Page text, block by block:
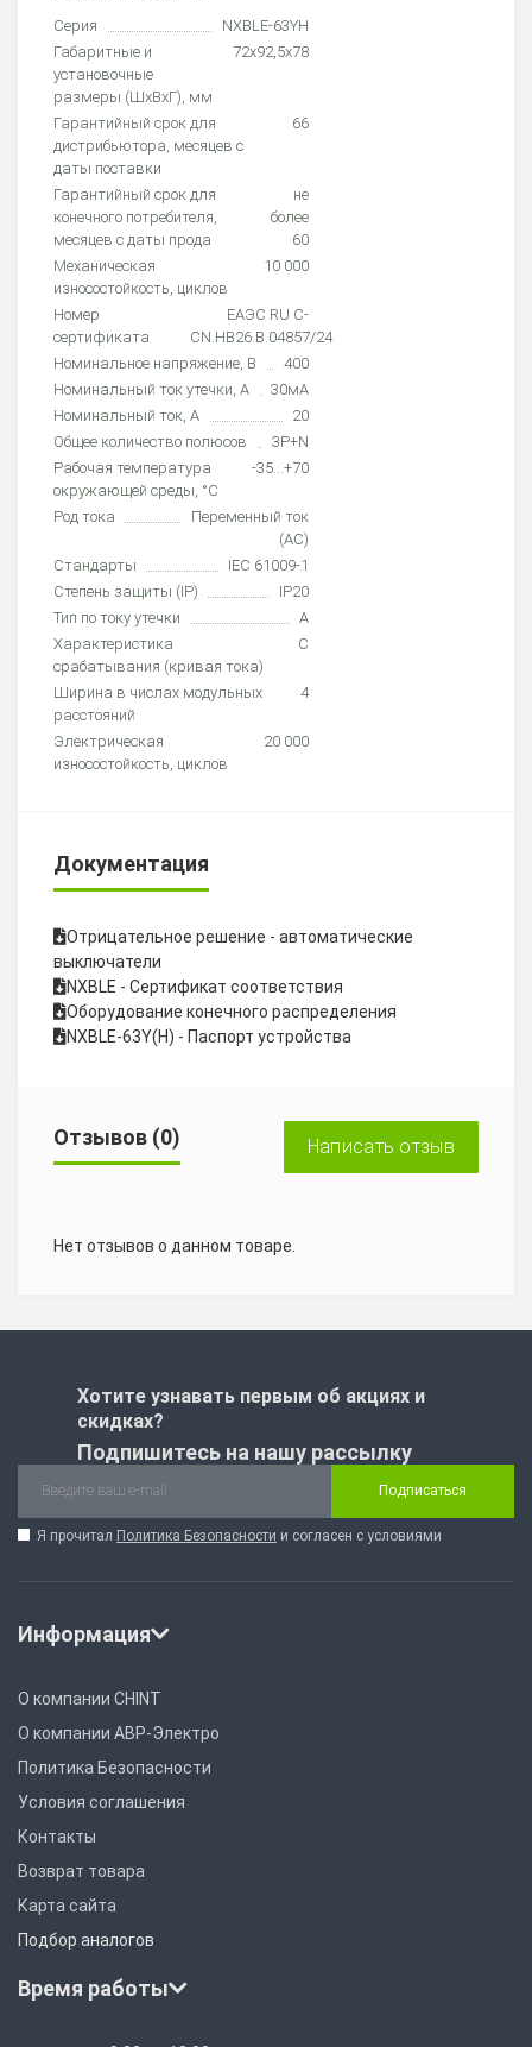
Серия
NXBLE-63YH
Габаритные и
установочные
размеры (ШхВхГ), мм
72х92,5х78
Гарантийный срок для
дистрибьютора, месяцев с
даты поставки
66
Гарантийный срок для
конечного потребителя,
месяцев с даты прода
не
более
60
Механическая
износостойкость, циклов
10 000
Номер
сертификата
ЕАЭС RU С-
CN.НВ26.В.04857/24
Номинальное напряжение, В
400
Номинальный ток утечки, А
30мА
Номинальный ток, А
20
Общее количество полюсов
3P+N
Рабочая температура
окружающей среды, °C
-35...+70
Род тока
Переменный ток
(AC)
Стандарты
IEC 61009-1
Степень защиты (IP)
IP20
Тип по току утечки
A
Характеристика
срабатывания (кривая тока)
C
Ширина в числах модульных
расстояний
4
Электрическая
износостойкость, циклов
20 000
Документация
Отрицательное решение - автоматические
выключатели
NXBLE - Сертификат соответствия
Оборудование конечного распределения
NXBLE-63Y(H) - Паспорт устройства
Отзывов (0) Написать отзыв
Нет отзывов о данном товаре.
Хотите узнавать первым об акциях и
скидках?
Подпишитесь на нашу рассылку
Подписаться
Я прочитал Политика Безопасности и согласен с условиями
Информация
О компании CHINT
О компании АВР-Электро
Политика Безопасности
Условия соглашения
Контакты
Возврат товара
Карта сайта
Подбор аналогов
Время работы